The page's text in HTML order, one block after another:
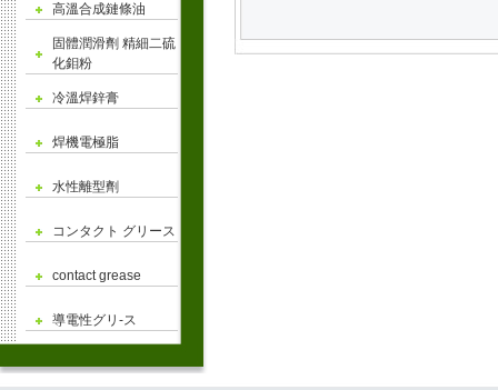
高溫合成鏈條油
固體潤滑劑 精細二硫
化鉬粉
冷溫焊鋅膏
焊機電極脂
水性離型劑
コンタクト グリース
contact grease
導電性グリ-ス